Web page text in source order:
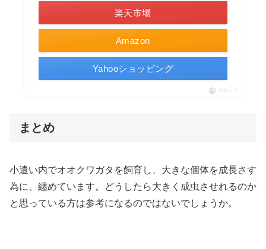
Amazon
楽天市場
Yahooショッピング
ポチップ
まとめ
小遣い内でオオクワガタを飼育し、大きな個体を成長さす
為に、纏めています。どうしたら大きく成虫させれるのか
と思っている方は参考になるのではないでしょうか。